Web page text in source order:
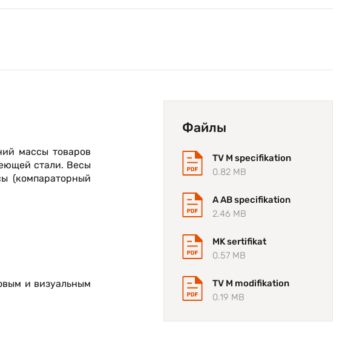
массы товаров
стали. Весы
(компараторный
и визуальным
Файлы
TV M specifikation
0.82 MB
A AB specifikation
2.46 MB
MK sertifikat
0.57 MB
TV M modifikation
0.19 MB